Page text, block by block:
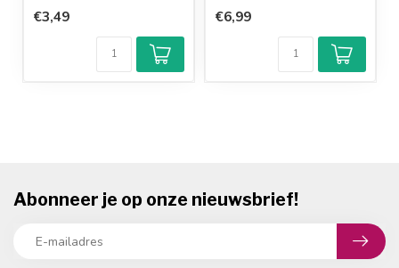
€3,49 €6,99
Abonneer je op onze nieuwsbrief!